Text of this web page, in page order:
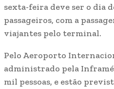
sexta-feira deve ser o dia
passageiros, com a
viajantes pelo terminal.
Pelo Aeroporto
administrado pela
mil pessoas, e estão